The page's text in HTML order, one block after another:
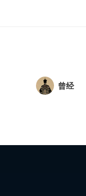
曾经